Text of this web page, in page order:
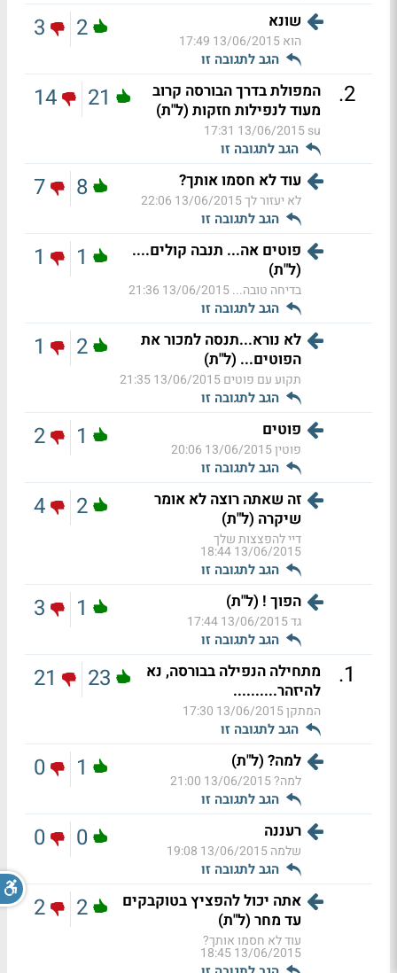
שונא
הוא13/06/2015 17:49
הגב לתגובה זו
2
3
2
.
המפולת בדרך הבורסה קרוב
מעוד לנפילות חזקות (ל"ת)
su
13/06/2015 17:31
הגב לתגובה זו
21
14
עוד לא חסמו אותך?
לא יעזור לך13/06/2015 22:06
הגב לתגובה זו
8
7
פוטים אה... תנבה קולים....
(ל"ת)
בדיחה טובה...13/06/2015 21:36
הגב לתגובה זו
1
1
לא נורא...תנסה למכור את
הפוטים... (ל"ת)
תקוע עם פוטים13/06/2015 21:35
הגב לתגובה זו
2
1
פוטים
פוטין13/06/2015 20:06
הגב לתגובה זו
1
2
זה שאתה רוצה לא אומר
שיקרה (ל"ת)
דיי להפצצות שלך
13/06/2015 18:44
הגב לתגובה זו
2
4
הפוך ! (ל"ת)
גד13/06/2015 17:44
הגב לתגובה זו
1
3
1
.
מתחילה הנפילה בבורסה, נא
להיזהר..........
המתקן13/06/2015 17:30
הגב לתגובה זו
23
21
למה? (ל"ת)
למה?13/06/2015 21:00
הגב לתגובה זו
1
0
רעננה
שלמה13/06/2015 19:08
הגב לתגובה זו
0
0
אתה יכול להפציץ בטוקבקים
עד מחר (ל"ת)
עוד לא חסמו אותך?
13/06/2015 18:45
2
2